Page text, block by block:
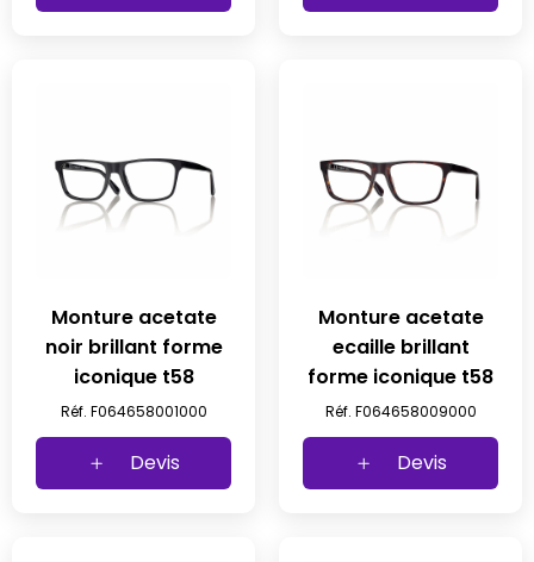
Monture acetate
noir brillant forme
iconique t58
Réf. F064658001000
Devis
Monture acetate
ecaille brillant
forme iconique t58
Réf. F064658009000
Devis